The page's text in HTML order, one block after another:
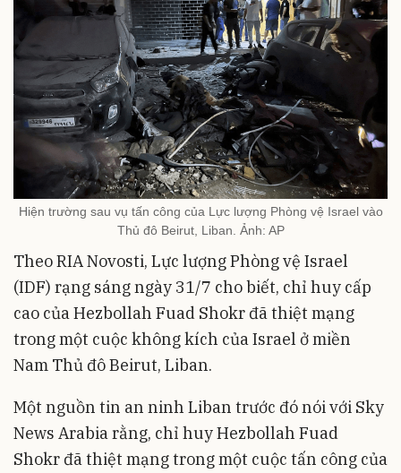
Hiện trường sau vụ tấn công của Lực lượng Phòng vệ Israel vào
Thủ đô Beirut, Liban. Ảnh: AP
Theo RIA Novosti, Lực lượng Phòng vệ Israel
(IDF) rạng sáng ngày 31/7 cho biết, chỉ huy cấp
cao của Hezbollah Fuad Shokr đã thiệt mạng
trong một cuộc không kích của Israel ở miền
Nam Thủ đô Beirut, Liban.
Một nguồn tin an ninh Liban trước đó nói với Sky
News Arabia rằng, chỉ huy Hezbollah Fuad
Shokr đã thiệt mạng trong một cuộc tấn công của